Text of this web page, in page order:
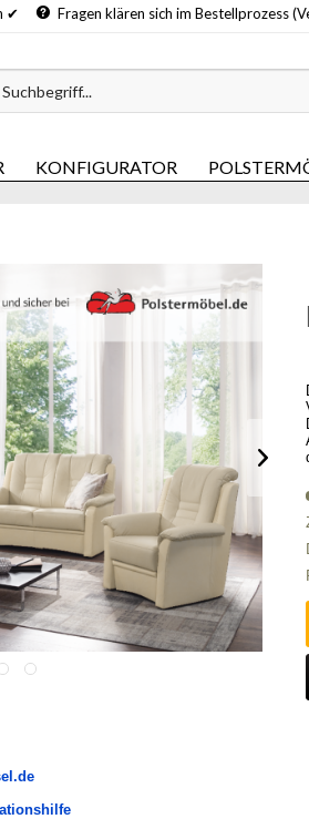
✔ Fragen klären sich im Bestellprozess
KONFIGURATOR